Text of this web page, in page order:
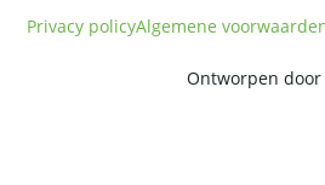
Privacy policyAlgemene
Ontworpen door